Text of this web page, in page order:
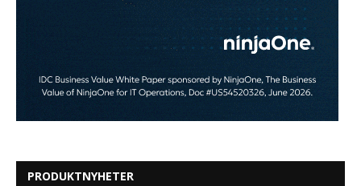
PRODUKTNYHETER